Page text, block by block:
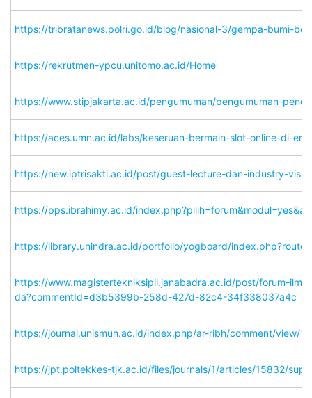
https://tribratanews.polri.go.id/blog/nasional-3/gempa-bumi-
https://rekrutmen-ypcu.unitomo.ac.id/Home
https://www.stipjakarta.ac.id/pengumuman/pengumuman-
https://aces.umn.ac.id/labs/keseruan-bermain-slot-online-di-
https://new.iptrisakti.ac.id/post/guest-lecture-dan-industry-
https://pps.ibrahimy.ac.id/
https://library.unindra.ac.id/portfolio/yogboard/
https://www.magistertekniksipil.janabadra.ac.id/post/forum-
da?commentId=d3b5399b-258d-427d-82c4-34f338037a4c
https://journal.unismuh.ac.id/index.php/ar-ribh/comment/view/
https://jpt.poltekkes-tjk.ac.id/files/journals/1/articles/15832/